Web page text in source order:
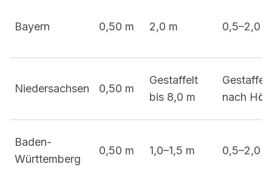
Bayern 0,50 m 2,0 m 0,5–2,0 m
Niedersachsen 0,50 m
Gestaffelt
bis 8,0 m
Gestaffelt
nach
Baden-
Württemberg
0,50 m 1,0–1,5 m 0,5–2,0 m